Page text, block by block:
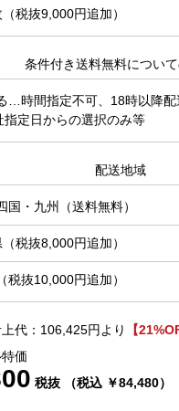
税抜9,000円追加）
条件付き送料無料につい
…時間指定不可、18時以降配
指定日からの選択のみ等
配送地域
国・九州（送料無料）
税抜8,000円追加）
税抜10,000円追加）
代：106,425円より
【
価
税抜 （税込 ￥84,480）